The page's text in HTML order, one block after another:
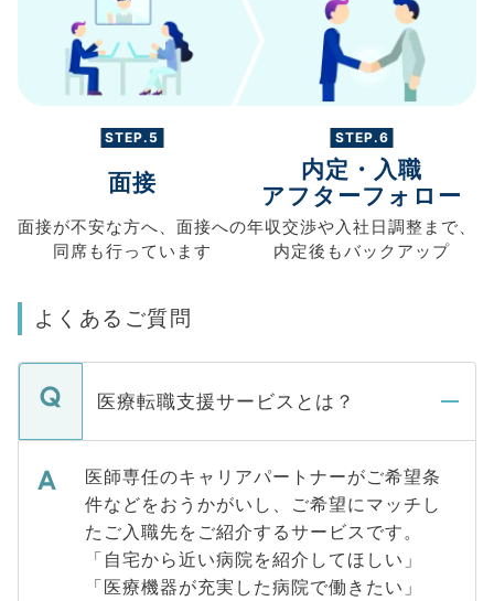
STEP.5
面接
面接が不安な方へ、 面接への
同席も行っています
STEP.6
内定・入職
アフターフォロー
年収交渉や入社日調整まで、
内定後もバックアップ
よくあるご質問
医療転職支援サービスとは？
医師専任のキャリアパートナーがご希望条
件などをおうかがいし、ご希望にマッチし
たご入職先をご紹介するサービスです。
「自宅から近い病院を紹介してほしい」
「医療機器が充実した病院で働きたい」